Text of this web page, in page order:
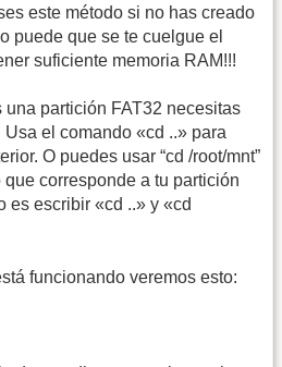
este método si no has creado
puede que se te cuelgue el
suficiente memoria RAM!!!
partición FAT32 necesitas
el comando «cd ..» para
O puedes usar “cd /root/mnt”
corresponde a tu partición
es escribir «cd ..» y «cd
funcionando veremos esto: